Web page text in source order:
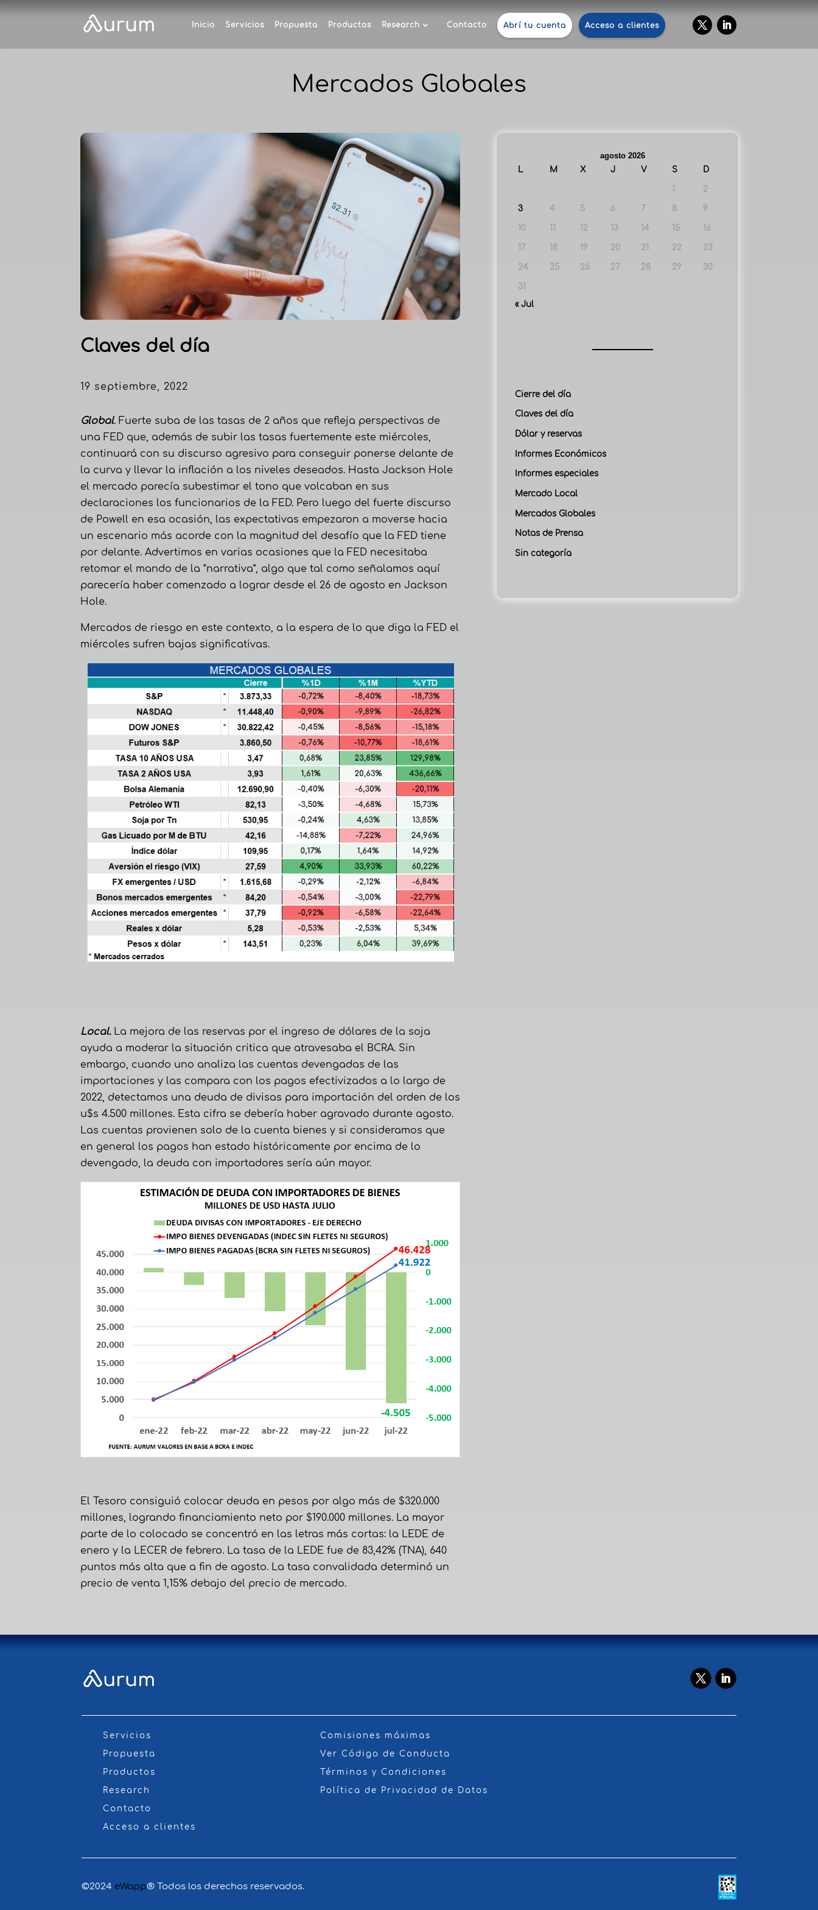
Inicio Servicios Propuesta Productos Research Contacto Abrí tu cuenta Acceso a clientes
Mercados Globales
Claves del día
19 septiembre, 2022
Global. Fuerte suba de las tasas de 2 años que refleja perspectivas de
una FED que, además de subir las tasas fuertemente este miércoles,
continuará con su discurso agresivo para conseguir ponerse delante de
la curva y llevar la inflación a los niveles deseados. Hasta Jackson Hole
el mercado parecía subestimar el tono que volcaban en sus
declaraciones los funcionarios de la FED. Pero luego del fuerte discurso
de Powell en esa ocasión, las expectativas empezaron a moverse hacia
un escenario más acorde con la magnitud del desafío que la FED tiene
por delante. Advertimos en varias ocasiones que la FED necesitaba
retomar el mando de la “narrativa”, algo que tal como señalamos aquí
parecería haber comenzado a lograr desde el 26 de agosto en Jackson
Hole.
Mercados de riesgo en este contexto, a la espera de lo que diga la FED el
miércoles sufren bajas significativas.
Local. La mejora de las reservas por el ingreso de dólares de la soja
ayuda a moderar la situación critica que atravesaba el BCRA. Sin
embargo, cuando uno analiza las cuentas devengadas de las
importaciones y las compara con los pagos efectivizados a lo largo de
2022, detectamos una deuda de divisas para importación del orden de los
u$s 4.500 millones. Esta cifra se debería haber agravado durante agosto.
Las cuentas provienen solo de la cuenta bienes y si consideramos que
en general los pagos han estado históricamente por encima de lo
devengado, la deuda con importadores sería aún mayor.
El Tesoro consiguió colocar deuda en pesos por algo más de $320.000
millones, logrando financiamiento neto por $190.000 millones. La mayor
parte de lo colocado se concentró en las letras más cortas: la LEDE de
enero y la LECER de febrero. La tasa de la LEDE fue de 83,42% (TNA), 640
puntos más alta que a fin de agosto. La tasa convalidada determinó un
precio de venta 1,15% debajo del precio de mercado.
agosto 2026
L
M X J V S D
1 2
3 4 5 6 7 8 9
10 11 12 13 14 15 16
17 18 19 20 21 22 23
24 25 26 27 28 29 30
31
« Jul
Cierre del día
Claves del día
Dólar y reservas
Informes Económicos
Informes especiales
Mercado Local
Mercados Globales
Notas de Prensa
Sin categoría
Servicios
Propuesta
Productos
Research
Contacto
Acceso a clientes
Comisiones máximas
Ver Código de Conducta
Términos y Condiciones
Política de Privacidad de Datos
©2024 eWapp® Todos los derechos reservados.